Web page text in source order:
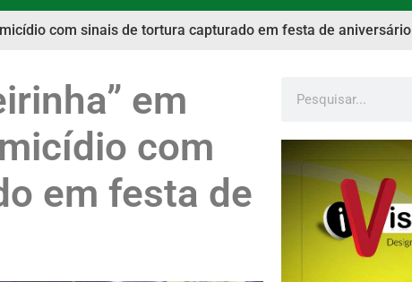
com sinais de tortura capturado em festa de aniversário
em
com
em festa de